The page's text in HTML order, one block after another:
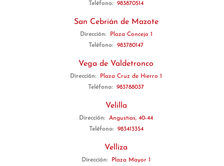
Teléfono:
983870514
San Cebrián de Mazote
Dirección:
Plaza Concejo 1
Teléfono:
983780147
Vega de Valdetronco
Dirección:
Plaza Cruz de Hierro 1
Teléfono:
983788037
Velilla
Dirección:
Angustias, 40-44
Teléfono:
983413354
Velliza
Dirección:
Plaza Mayor 1